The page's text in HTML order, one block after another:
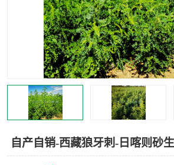
自产自销-西藏狼牙刺-日喀则砂
砂生槐 四翅